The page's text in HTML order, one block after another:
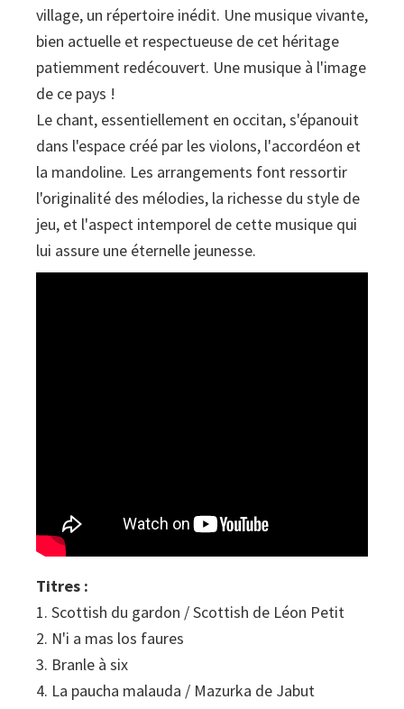
village, un répertoire inédit. Une musique vivante,
bien actuelle et respectueuse de cet héritage
patiemment redécouvert. Une musique à l'image
de ce pays !
Le chant, essentiellement en occitan, s'épanouit
dans l'espace créé par les violons, l'accordéon et
la mandoline. Les arrangements font ressortir
l'originalité des mélodies, la richesse du style de
jeu, et l'aspect intemporel de cette musique qui
lui assure une éternelle jeunesse.
Titres :
1. Scottish du gardon / Scottish de Léon Petit
2. N'i a mas los faures
3. Branle à six
4. La paucha malauda / Mazurka de Jabut